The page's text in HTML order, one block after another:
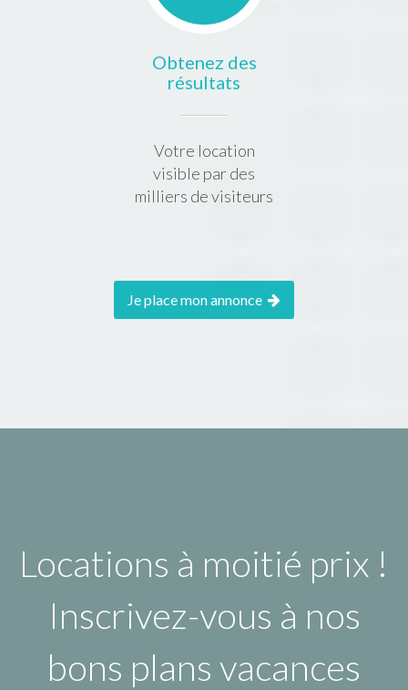
Obtenez des
résultats
Votre location
visible par des
milliers de visiteurs
Je place mon annonce
Locations à moitié prix !
Inscrivez-vous à nos
bons plans vacances